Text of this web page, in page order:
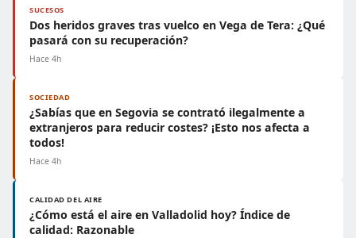
SUCESOS
Dos heridos graves tras vuelco en Vega de Tera: ¿Qué
pasará con su recuperación?
Hace 4h
SOCIEDAD
¿Sabías que en Segovia se contrató ilegalmente a
extranjeros para reducir costes? ¡Esto nos afecta a
todos!
Hace 4h
CALIDAD DEL AIRE
¿Cómo está el aire en Valladolid hoy? Índice de
calidad: Razonable